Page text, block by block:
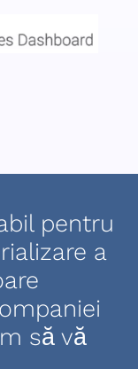
pentru
a
să vă